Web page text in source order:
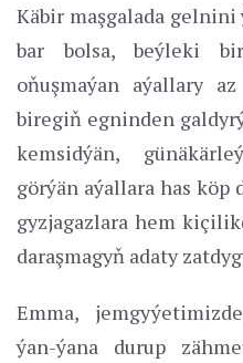
Käbir maşgalada
bar bolsa, beýleki
oňuşmaýan aýallary
biregiň egninden
kemsidýän,
görýän aýallara has köp
gyzjagazlara hem
daraşmagyň adaty
Emma,
ýan-ýana durup